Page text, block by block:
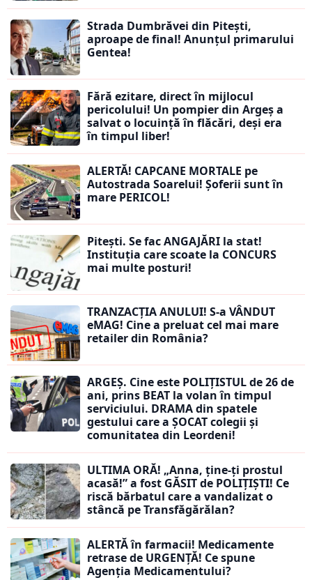
Strada Dumbrăvei din Pitești,
aproape de final! Anunțul primarului
Gentea!
Fără ezitare, direct în mijlocul
pericolului! Un pompier din Argeș a
salvat o locuință în flăcări, deși era
în timpul liber!
ALERTĂ! CAPCANE MORTALE pe
Autostrada Soarelui! Șoferii sunt în
mare PERICOL!
Pitești. Se fac ANGAJĂRI la stat!
Instituția care scoate la CONCURS
mai multe posturi!
TRANZACȚIA ANULUI! S-a VÂNDUT
eMAG! Cine a preluat cel mai mare
retailer din România?
ARGEȘ. Cine este POLIȚISTUL de 26 de
ani, prins BEAT la volan în timpul
serviciului. DRAMA din spatele
gestului care a ȘOCAT colegii și
comunitatea din Leordeni!
ULTIMA ORĂ! „Anna, ţine-ţi prostul
acasă!” a fost GĂSIT de POLIȚIȘTI! Ce
riscă bărbatul care a vandalizat o
stâncă pe Transfăgărălan?
ALERTĂ în farmacii! Medicamente
retrase de URGENȚĂ! Ce spune
Agenția Medicamentului?